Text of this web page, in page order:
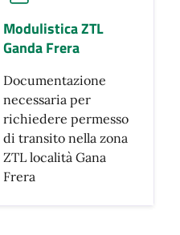
Modulistica ZTL
Ganda Frera
Documentazione
necessaria per
richiedere permesso
di transito nella zona
ZTL località Gana
Frera